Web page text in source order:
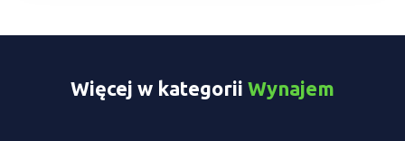
Więcej w kategorii Wynajem